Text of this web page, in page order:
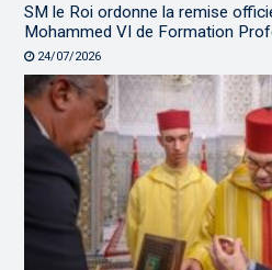
SM le Roi ordonne la remise
Mohammed VI de Formation
24/07/2026